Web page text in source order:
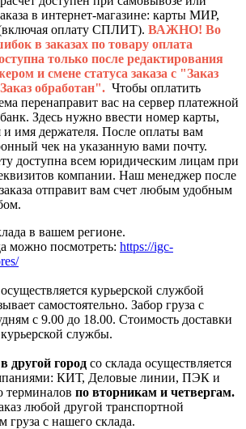
в интернет-магазине: карты МИР,
оплату СПЛИТ). ВАЖНО! Во
в заказах по товару оплата
только после редактирования
и смене статуса заказа с "Заказ
обработан". Чтобы оплатить
перенаправит вас на сервер платежной
Здесь нужно ввести номер карты,
и имя держателя. После оплаты вам
чек на указанную вами почту.
доступна всем юридическим лицам при
компании. Наш менеджер после
отправит вам счет любым удобным
в вашем регионе.
можно посмотреть: https://igc-
осуществляется курьерской службой
самостоятельно. Забор груза с
с 9.00 до 18.00. Стоимость доставки
службы.
другой город со склада осуществляется
КИТ, Деловые линии, ПЭК и
терминалов по вторникам и четвергам.
любой другой транспортной
груза с нашего склада.